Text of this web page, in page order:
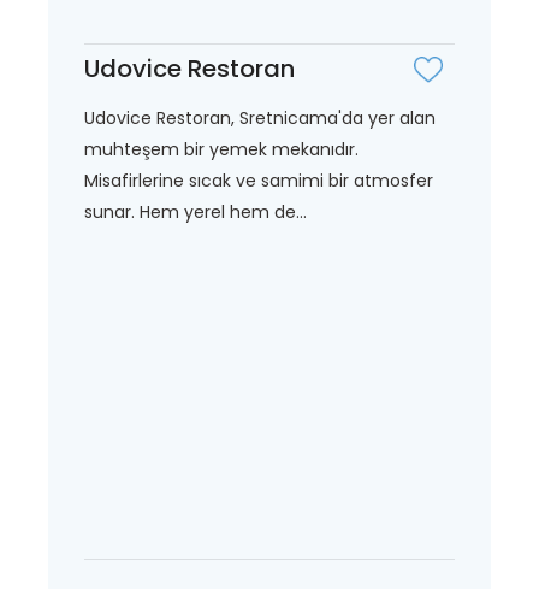
Udovice Restoran
Udovice Restoran, Sretnicama'da yer alan
muhteşem bir yemek mekanıdır.
Misafirlerine sıcak ve samimi bir atmosfer
sunar. Hem yerel hem de...